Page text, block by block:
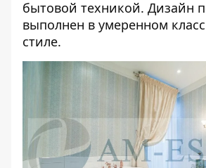
бытовой техникой. Дизайн
выполнен в умеренном
стиле.